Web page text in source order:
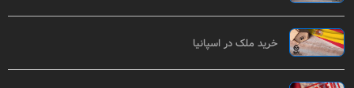
خرید ملک در اسپانیا